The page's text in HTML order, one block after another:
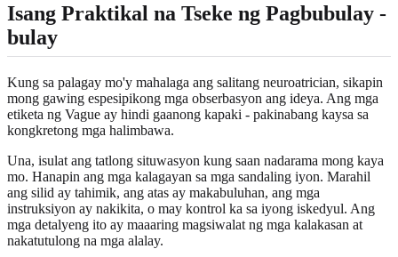
Isang Praktikal na Tseke ng Pagbubulay -
bulay
Kung sa palagay mo'y mahalaga ang salitang neuroatrician, sikapin
mong gawing espesipikong mga obserbasyon ang ideya. Ang mga
etiketa ng Vague ay hindi gaanong kapaki - pakinabang kaysa sa
kongkretong mga halimbawa.
Una, isulat ang tatlong situwasyon kung saan nadarama mong kaya
mo. Hanapin ang mga kalagayan sa mga sandaling iyon. Marahil
ang silid ay tahimik, ang atas ay makabuluhan, ang mga
instruksiyon ay nakikita, o may kontrol ka sa iyong iskedyul. Ang
mga detalyeng ito ay maaaring magsiwalat ng mga kalakasan at
nakatutulong na mga alalay.